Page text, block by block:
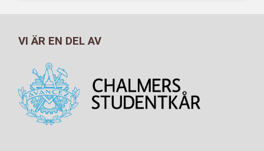
VI ÄR EN DEL AV